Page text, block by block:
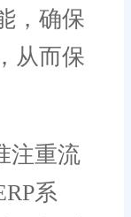
，确保
从而保
重流
系